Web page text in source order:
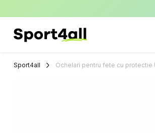
Sport
Sport4all Ochelari pentru fete cu protectie